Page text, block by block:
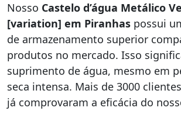
Nosso Castelo d’água Metálico
[variation] em Piranhas possui
de armazenamento superior
produtos no mercado. Isso
suprimento de água, mesmo em
seca intensa. Mais de 3000
já comprovaram a eficácia do